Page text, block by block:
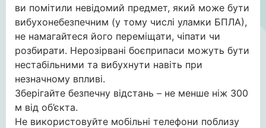
ви помітили невідомий предмет, який може бути
вибухонебезпечним (у тому числі уламки БПЛА),
не намагайтеся його переміщати, чіпати чи
розбирати. Нерозірвані боєприпаси можуть бути
нестабільними та вибухнути навіть при
незначному впливі.
Зберігайте безпечну відстань – не менше ніж 300
м від об’єкта.
Не використовуйте мобільні телефони поблизу